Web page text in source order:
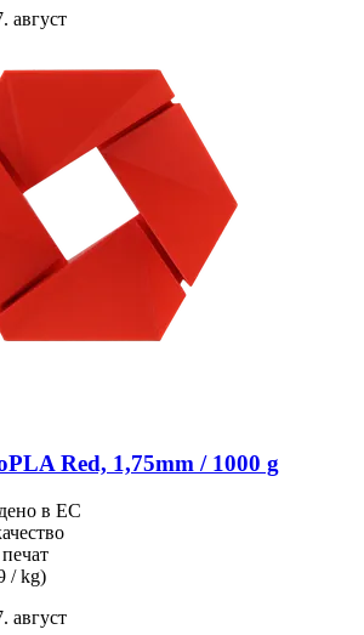
август
Red, 1,75mm / 1000 g
в ЕС
/ kg)
август